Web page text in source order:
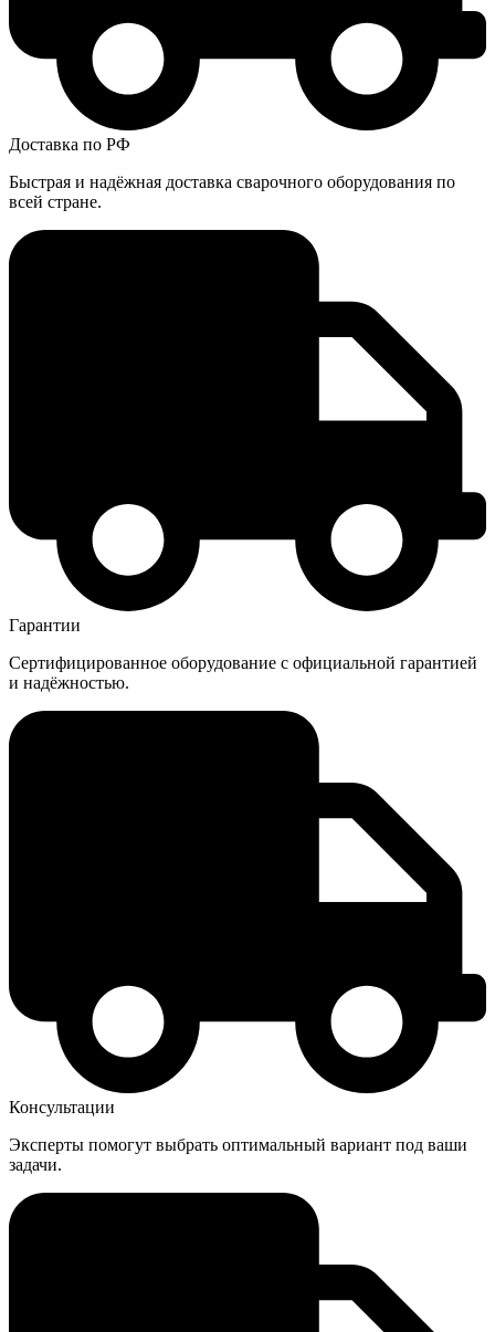
Доставка по РФ
Быстрая и надёжная доставка сварочного оборудования по
всей стране.
Гарантии
Сертифицированное оборудование с официальной гарантией
и надёжностью.
Консультации
Эксперты помогут выбрать оптимальный вариант под ваши
задачи.